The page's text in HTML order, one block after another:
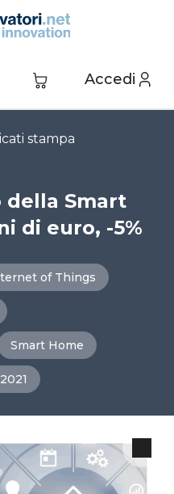
Accedi
stampa
della Smart
di euro, -5%
of Things
Smart Home